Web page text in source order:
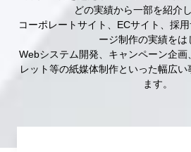
どの実績から一部を紹介
コーポレートサイト、ECサイト、採
ージ制作の実績をは
Webシステム開発、キャンペーン企
レット等の紙媒体制作といった幅広
ます。